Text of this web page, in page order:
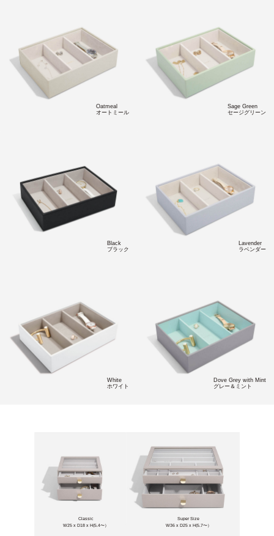
Oatmeal
オートミール
Sage Green
セージグリーン
Black
ブラック
Lavender
ラベンダー
White
ホワイト
Dove Grey with Mint
グレー＆ミント
Classic
W25 x D18 x H(5.4〜）
Super Size
W36 x D25 x H(5.7〜）